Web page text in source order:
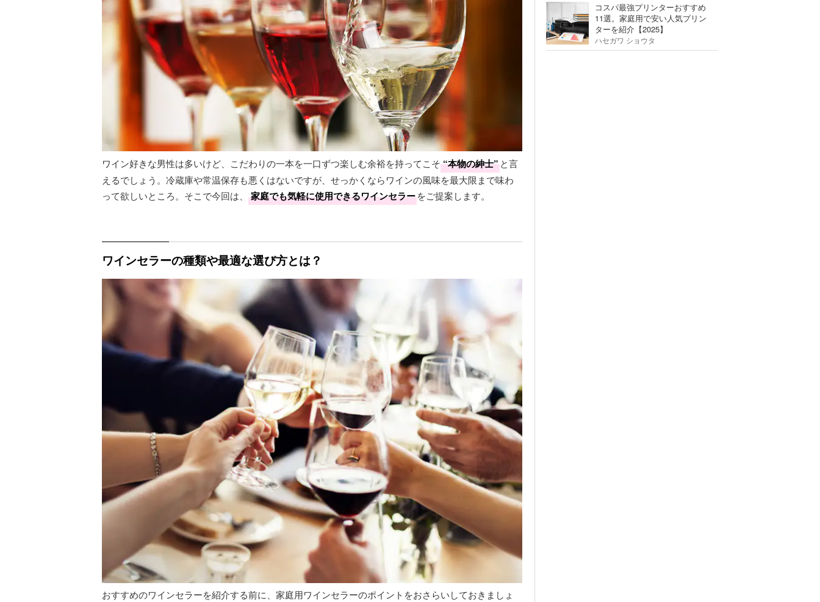
ワイン好きな男性は多いけど、こだわりの一本を一口ずつ楽しむ余裕を持ってこそ “本物の紳士”と言
えるでしょう。冷蔵庫や常温保存も悪くはないですが、せっかくならワインの風味を最大限まで味わ
って欲しいところ。そこで今回は、
家庭でも気軽に使用できるワインセラーをご提案します。
ワインセラーの種類や最適な選び方とは？
おすすめのワインセラーを紹介する前に、家庭用ワインセラーのポイントをおさらいしておきましょ
コスパ最強プリンターおすすめ
11選。家庭用で安い人気プリン
ターを紹介【2025】
ハセガワ ショウタ